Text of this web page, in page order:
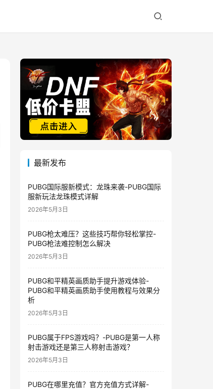
最新发布
PUBG国际服新模式：龙珠来袭-PUBG国际
服新玩法龙珠模式详解
2026年5月3日
PUBG枪太难压？这些技巧帮你轻松掌控-
PUBG枪法难控制怎么解决
2026年5月3日
PUBG和平精英画质助手提升游戏体验-
PUBG和平精英画质助手使用教程与效果分
析
2026年5月3日
PUBG属于FPS游戏吗？-PUBG是第一人称
射击游戏还是第三人称射击游戏？
2026年5月3日
PUBG在哪里充值？官方充值方式详解-